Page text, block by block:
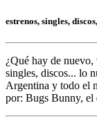
estrenos, singles,
¿Qué hay de nuevo,
singles, discos... lo
Argentina y todo el
por: Bugs Bunny, el